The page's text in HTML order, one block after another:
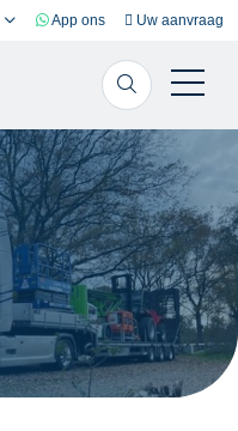
App ons Uw aanvraag